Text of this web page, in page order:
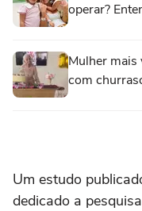
operar?
Mulher mais
com
Um estudo
dedicado a